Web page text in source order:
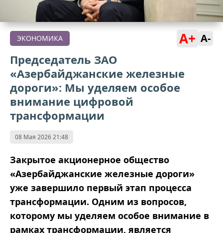
ЭКОНОМИКА A+ A-
Председатель ЗАО
«Азербайджанские железные
дороги»: Мы уделяем особое
внимание цифровой
трансформации
08 Мая 2026 21:48
Закрытое акционерное общество
«Азербайджанские железные дороги»
уже завершило первый этап процесса
трансформации. Одним из вопросов,
которому мы уделяем особое внимание в
рамках трансформации, является